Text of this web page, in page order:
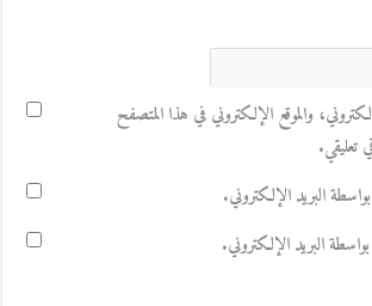
والموقع الإلكتروني في هذا المتصفح
تعليقي.
البريد الإلكتروني.
البريد الإلكتروني.